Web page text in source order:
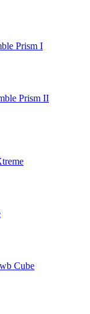
Prism I
Prism II
Cube